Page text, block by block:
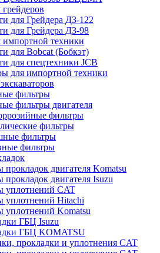
грейдеров
для Грейдера ДЗ-122
для Грейдера ДЗ-98
импортной техники
для Bobcat (Бобкэт)
для спецтехники JCB
для импортной техники
фильтры
фильтры двигателя
фильтры
фильтры
фильтры
фильтры
прокладок двигателя Komatsu
прокладок двигателя Isuzu
уплотнений CAT
уплотнений Hitachi
уплотнений Komatsu
ГБЦ Isuzu
ГБЦ KOMATSU
прокладки и уплотнения CAT